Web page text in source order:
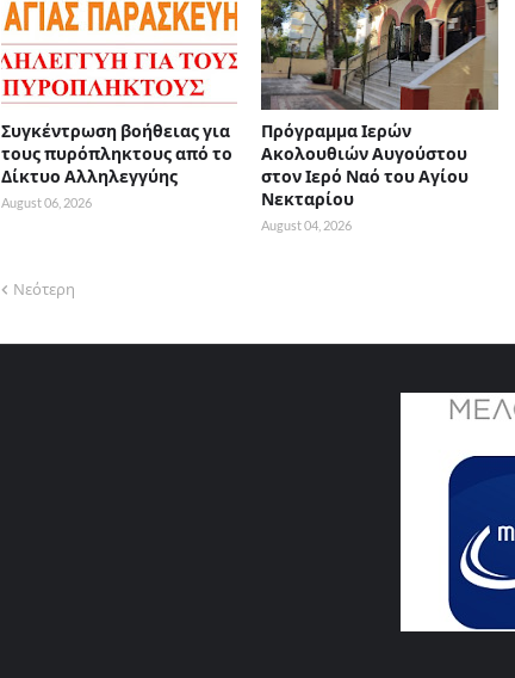
Συγκέντρωση βοήθειας για
τους πυρόπληκτους από το
Δίκτυο Αλληλεγγύης
August 06, 2026
Πρόγραμμα Ιερών
Ακολουθιών Αυγούστου
στον Ιερό Ναό του Αγίου
Νεκταρίου
August 04, 2026
Νεότερη